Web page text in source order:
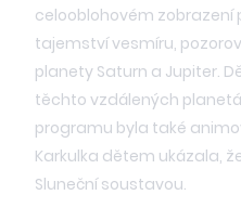
celooblohovém zobrazení
tajemství vesmíru,
planety Saturn a Jupiter.
těchto vzdálených
programu byla také
Karkulka dětem ukázala,
Sluneční soustavou.